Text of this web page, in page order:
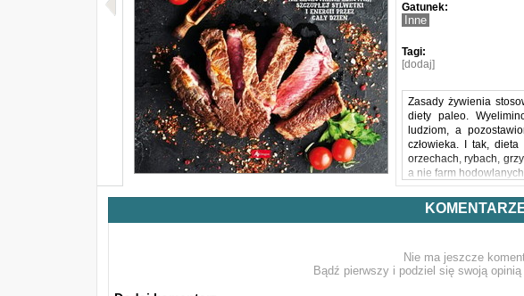
Gatunek:
Inne
Tagi:
[dodaj]
Zasady żywienia
diety paleo.
ludziom, a
człowieka. I tak,
orzechach, rybach,
a nie farm
"Paleo po polsku"
niszczą cennych
oparte są produktach
Nie ma jeszcze
Bądź pierwszy i podziel się swoją